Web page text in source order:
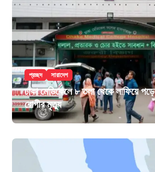
প্রচ্ছদ সারাদেশ
ঢাকা মেডিকেলে ৮ তলা থেকে লাফিয়ে পড়ে
রোগীর মৃত্যু